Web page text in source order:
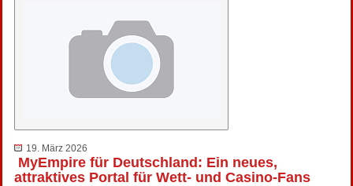
19. März 2026
MyEmpire für Deutschland: Ein neues,
attraktives Portal für Wett- und Casino-Fans